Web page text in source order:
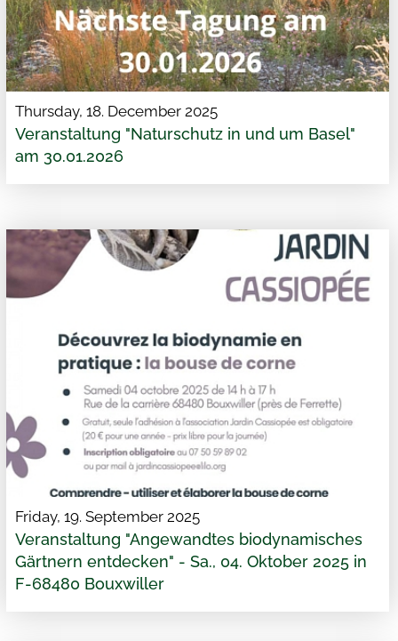
Thursday, 18. December 2025
Veranstaltung "Naturschutz in und um Basel"
am 30.01.2026
Friday, 19. September 2025
Veranstaltung "Angewandtes biodynamisches
Gärtnern entdecken" - Sa., 04. Oktober 2025 in
F-68480 Bouxwiller